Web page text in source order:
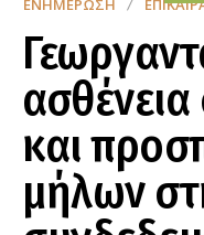
ΕΝΗΜΈΡΩΣΗ
και
μήλων